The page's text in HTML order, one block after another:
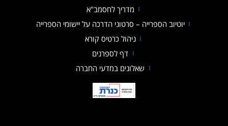
מדריך לחסמב"א
קובץ מסוג PDF
יוטיוב הספרייה – סרטוני הדרכה על יישומי הספרייה
ניהול כרטיס קורא
דף לספרנים
שאלונים במדעי החברה